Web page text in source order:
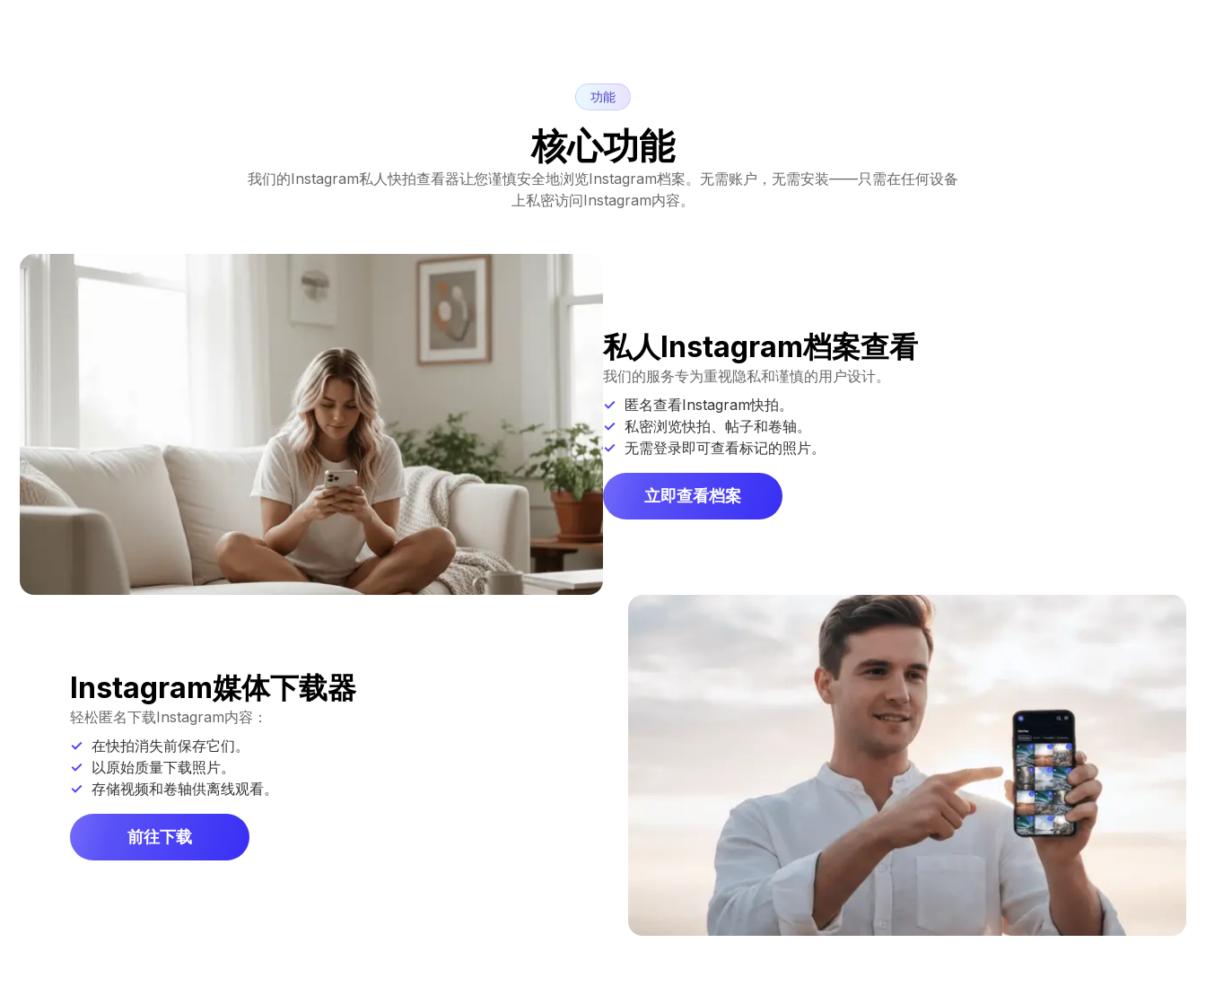
功能
核心功能
我们的Instagram私人快拍查看器让您谨慎安全地浏览Instagram档案。无需账户，无需安装——只需在任何设备
上私密访问Instagram内容。
私人Instagram档案查看
我们的服务专为重视隐私和谨慎的用户设计。
匿名查看Instagram快拍。
私密浏览快拍、帖子和卷轴。
无需登录即可查看标记的照片。
立即查看档案
Instagram媒体下载器
轻松匿名下载Instagram内容：
在快拍消失前保存它们。
以原始质量下载照片。
存储视频和卷轴供离线观看。
前往下载